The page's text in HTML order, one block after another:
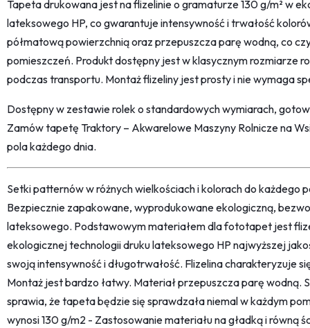
Tapeta drukowana jest na flizelinie o gramaturze 130 g/m² w
lateksowego HP, co gwarantuje intensywność i trwałość
półmatową powierzchnią oraz przepuszcza parę wodną, co
pomieszczeń. Produkt dostępny jest w klasycznym rozmiarze
podczas transportu. Montaż flizeliny jest prosty i nie wymaga
Dostępny w zestawie rolek o standardowych wymiarach,
Zamów tapetę Traktory – Akwarelowe Maszyny Rolnicze na
pola każdego dnia.
Setki patternów w różnych wielkościach i kolorach do każdego
Bezpiecznie zapakowane, wyprodukowane ekologiczną,
lateksowego. Podstawowym materiałem dla fototapet jest
ekologicznej technologii druku lateksowego HP najwyższej
swoją intensywność i długotrwałość. Flizelina charakteryzuje
Montaż jest bardzo łatwy. Materiał przepuszcza parę wodną.
sprawia, że tapeta będzie się sprawdzała niemal w każdym
wynosi 130 g/m2 - Zastosowanie materiału na gładką i równą